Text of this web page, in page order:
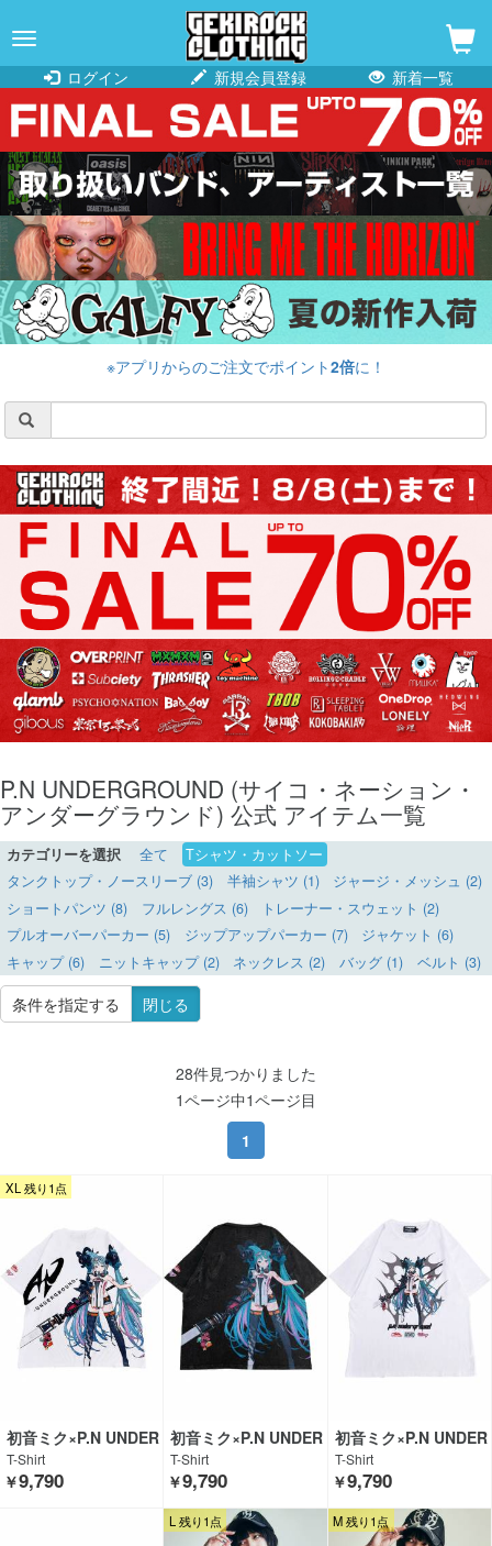
navigation
ログイン
新規会員登録 新着一覧
※アプリからのご注文でポイント2倍に！
P.N UNDERGROUND (サイコ・ネーション・
アンダーグラウンド) 公式 アイテム一覧
カテゴリーを選択 全て
Tシャツ・カットソー
タンクトップ・ノースリーブ (3)
半袖シャツ (1)
ジャージ・メッシュ (2)
ショートパンツ (8)
フルレングス (6)
トレーナー・スウェット (2)
プルオーバーパーカー (5)
ジップアップパーカー (7)
ジャケット (6)
キャップ (6)
ニットキャップ (2) ネックレス (2) バッグ (1) ベルト (3)
条件を指定する 閉じる
28件見つかりました
1ページ中1ページ目
1
XL 残り1点
初音ミク×P.N UNDER
GROUND
T-Shirt
￥9,790
初音ミク×P.N UNDER
GROUND
T-Shirt
￥9,790
初音ミク×P.N UNDER
GROUND
T-Shirt
￥9,790
L 残り1点 M 残り1点